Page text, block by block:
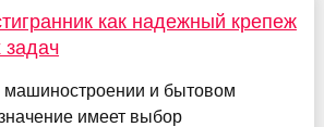
как надежный крепеж
машиностроении и бытовом
имеет выбор